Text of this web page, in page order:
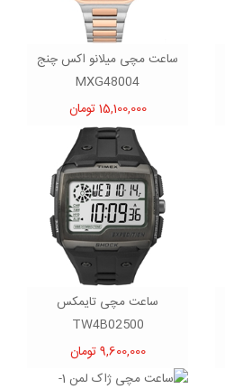
ساعت مچی میلانو اکس چنج
MXG48004
15,100,000 تومان
ساعت مچی تایمکس
TW4B02500
9,600,000 تومان